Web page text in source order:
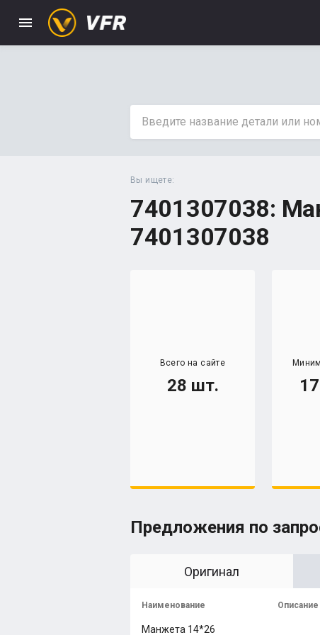
menu
Вы ищете:
7401307038:
7401307038
Всего на сайте
28 шт.
Предложения по
Оригинал
Наименование Описание
Манжета 14*26